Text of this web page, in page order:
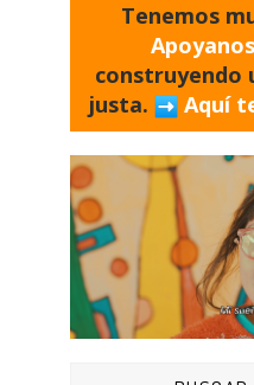
Tenemos
Apoyanos
construyendo
justa.
Aquí